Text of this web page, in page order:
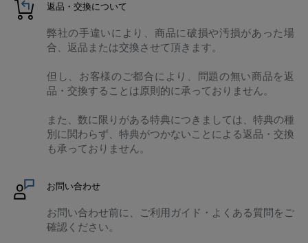
返品・交換について
弊社の手違いにより、商品に破損や汚損があった場
合、返品または交換させて頂きます。
但し、お客様のご都合により、問題の無い商品を返
品・交換することは原則的に承っておりません。
また、数に限りがある特典につきましては、特典の種
別に関わらず、特典がつかないことによる返品・交換
も承っておりません。
お問い合わせ
お問い合わせ前に、ご利用ガイド・よくある質問をご
確認ください。